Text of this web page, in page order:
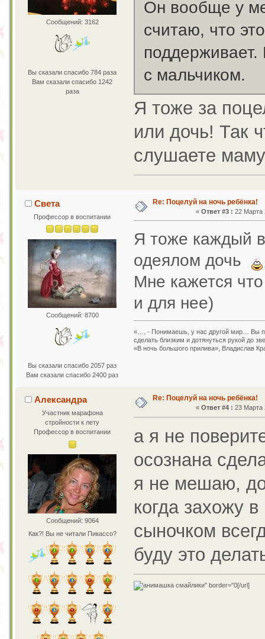
Сообщений: 3162
Вы сказали спасибо 784 раза
Вам сказали спасибо 1242
раза
Он вообще у
считаю, что
поддерживает.
с мальчиком.
Я тоже за
или дочь! Так
слушаете
Света
Профессор в воспитании
Сообщений: 8700
Вы сказали спасибо 2057 раз
Вам сказали спасибо 2400 раз
Re: Поцелуй на ночь ребёнка!
« Ответ #3 : 22 Марта
Я тоже каждый
одеялом дочь
Мне кажется
и для нее)
«…. - Понимаешь, у нас другой мир… Вы
сделать близким и дотянуться рукой до
«В ночь большого прилива», Владислав
Александра
Участник марафона
стройности к лету
Профессор в воспитании
Сообщений: 9064
Как?! Вы не читали Пикассо?
Re: Поцелуй на ночь ребёнка!
« Ответ #4 : 23 Марта
а я не
осознана
я не мешаю,
когда захожу
сыночком
буду это
[/url]